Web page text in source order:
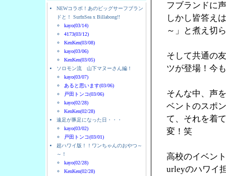
NEWコラボ！あのビッグサーフブラン
ドと！ SurfnSea x Billabong!!
kayo(03/14)
4173(03/12)
KenKen(03/08)
kayo(03/06)
KenKen(03/05)
ソロモン流 山下マヌーさん編！
kayo(03/07)
あると思います(03/06)
戸田トンコ(03/06)
kayo(02/28)
KenKen(02/28)
遠足が豚足になった日・・・
kayo(03/02)
戸田トンコ(03/01)
超ハワイ版！！ワンちゃんのおやつ～
～！
kayo(02/28)
KenKen(02/28)
フブランドに
しかし皆答え
～」と煮え切
そして共通の
ツが登場！今
そんな中、声
ベントのスポ
て、それを着
変！笑
高校のイベン
urleyのハワイ